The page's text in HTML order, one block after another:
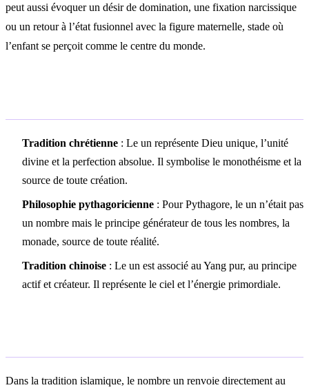
peut aussi évoquer un désir de domination, une fixation narcissique
ou un retour à l’état fusionnel avec la figure maternelle, stade où
l’enfant se perçoit comme le centre du monde.
Tradition chrétienne : Le un représente Dieu unique, l’unité
divine et la perfection absolue. Il symbolise le monothéisme et la
source de toute création.
Philosophie pythagoricienne : Pour Pythagore, le un n’était pas
un nombre mais le principe générateur de tous les nombres, la
monade, source de toute réalité.
Tradition chinoise : Le un est associé au Yang pur, au principe
actif et créateur. Il représente le ciel et l’énergie primordiale.
Dans la tradition islamique, le nombre un renvoie directement au